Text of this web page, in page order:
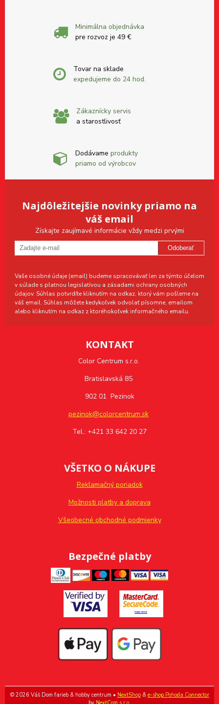
Minimálna objednávka
pre rozvoz je 49 €
Tovar na sklade
expedujeme do 24 hod.
Zákaznícky servis
a starostlivosť
Dodávame produkty
priamo od výrobcov
Najdôležitejšie novinky priamo na
váš email
Získajte zaujímavé informácie vždy medzi prvými
Odoberať
Vaše osobné údaje (email) budeme spracovávať len za týmto účelom
v súlade s platnou legislatívou a zásadami ochrany osobných
údajov. Súhlas potvrdíte kliknutím na odkaz, ktorý vám pošleme na
váš email. Súhlas môžete kedykoľvek odvolať písomne, emailom
alebo kliknutím na odkaz z ktoréhokoľvek informačného emailu.
KONTAKT
Color Centrum s.r.o.
Bratislavská 85
902 01 Pezinok
pezinok@colorcentrum.sk
Tel.: +421 33 642 20 27
VŠETKO O NÁKUPE
Reklamačný poriadok
Možnosti platby a doprava
Všeobecné obchodné podmienky
Bezpečné platby
© 2026 Váš Dom farieb & hobby centrum • NextShop& e-shop Pohoda Connector
by NextCom s.r.o.